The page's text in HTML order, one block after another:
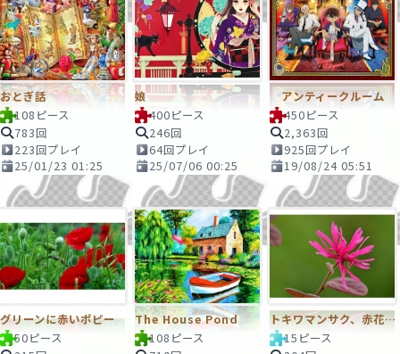
おとぎ話
108ピース
783回
223回プレイ
25/01/23 01:25
娘
400ピース
246回
64回プレイ
25/07/06 00:25
アンティークルーム
450ピース
2,363回
925回プレイ
19/08/24 05:51
グリーンに赤いポピー
50ピース
The House Pond
108ピース
トキワマンサク、赤花・9/20
15ピース